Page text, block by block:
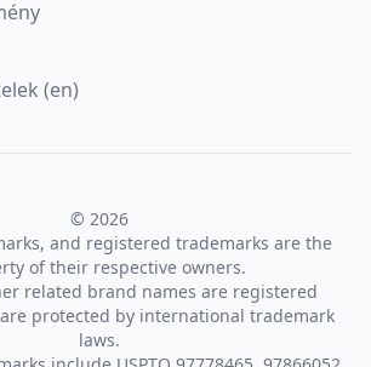
(en)
© 2026
and registered trademarks are the
of their respective owners.
related brand names are registered
protected by international trademark
laws.